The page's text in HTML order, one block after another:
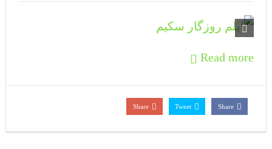
جڑانوالہ کےخلاف احتجاجی مظاہرہ
جنگلات قومی اثاثہ ہیں، تحفظ مشترکہ ذمہ
داری ہے، ایڈیشنل ڈپٹی کمشنر سوات سہیل
Read more
Share
Tweet
Share